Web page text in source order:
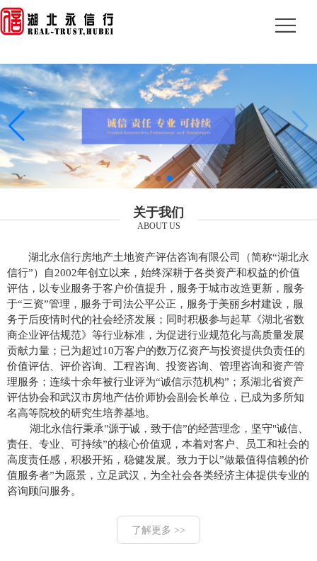
关于我们
ABOUT US
湖北永信行房地产土地资产评估咨询有限公司（简称“湖北永
信行”）自2002年创立以来，始终深耕于各类资产和权益的价值
评估，以专业服务于客户价值提升，服务于城市改造更新，服务
于“三资”管理，服务于司法公平公正，服务于美丽乡村建设，服
务于后疫情时代的社会经济发展；同时积极参与起草《湖北省数
商企业评估规范》等行业标准，为促进行业规范化与高质量发展
贡献力量；已为超过10万客户的数万亿资产与投资提供负责任的
价值评估、评价咨询、工程咨询、投资咨询、管理咨询和资产管
理服务；连续十余年被行业评为“诚信示范机构”；系湖北省资产
评估协会和武汉市房地产估价师协会副会长单位，已成为多所知
名高等院校的研究生培养基地。
湖北永信行秉承"源于诚，致于信”的经营理念，坚守"诚信、
责任、专业、可持续”的核心价值观，本着对客户、员工和社会的
高度责任感，积极开拓，稳健发展。致力于以”做最值得信赖的价
值服务者”为愿景，立足武汉，为全社会各类经济主体提供专业的
咨询顾问服务。
了解更多 >>